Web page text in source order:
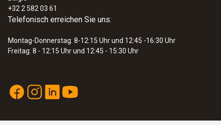
+32 2 582 03 61
Telefonisch erreichen Sie uns:
Montag-Donnerstag: 8-12:15 Uhr und 12:45 -16:30 Uhr
Freitag: 8 - 12:15 Uhr und 12:45 - 15:30 Uhr